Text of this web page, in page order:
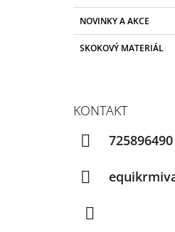
NOVINKY A AKCE
SKOKOVÝ MATERIÁL
KONTAKT
725896490